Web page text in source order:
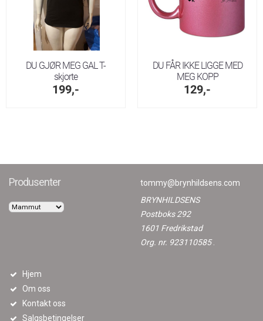
DU GJØR MEG GAL T-
skjorte
199,-
DU FÅR IKKE LIGGE MED
MEG KOPP
129,-
Produsenter
tommy@brynhildsens.com
BRYNHILDSENS
Postboks 292
1601 Fredrikstad
Org. nr. 923110585
Hjem
Om oss
Kontakt oss
Salgsbetingelser